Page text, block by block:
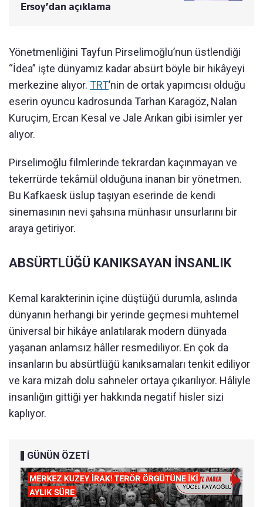
Ersoy’dan açıklama
Yönetmenliğini Tayfun Pirselimoğlu’nun üstlendiği
“İdea” işte dünyamız kadar absürt böyle bir hikâyeyi
merkezine alıyor. TRT’nin de ortak yapımcısı olduğu
eserin oyuncu kadrosunda Tarhan Karagöz, Nalan
Kuruçim, Ercan Kesal ve Jale Arıkan gibi isimler yer
alıyor.
Pirselimoğlu filmlerinde tekrardan kaçınmayan ve
tekerrürde tekâmül olduğuna inanan bir yönetmen.
Bu Kafkaesk üslup taşıyan eserinde de kendi
sinemasının nevi şahsına münhasır unsurlarını bir
araya getiriyor.
ABSÜRTLÜĞÜ KANIKSAYAN İNSANLIK
Kemal karakterinin içine düştüğü durumla, aslında
dünyanın herhangi bir yerinde geçmesi muhtemel
üniversal bir hikâye anlatılarak modern dünyada
yaşanan anlamsız hâller resmediliyor. En çok da
insanların bu absürtlüğü kanıksamaları tenkit ediliyor
ve kara mizah dolu sahneler ortaya çıkarılıyor. Hâliyle
insanlığın gittiği yer hakkında negatif hisler sizi
kaplıyor.
GÜNÜN ÖZETİ